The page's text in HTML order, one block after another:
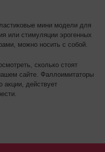
мини модели для
или стимуляции эрогенных
можно носить с собой.
сколько стоят
сайте. Фаллоимитаторы
акции, действует